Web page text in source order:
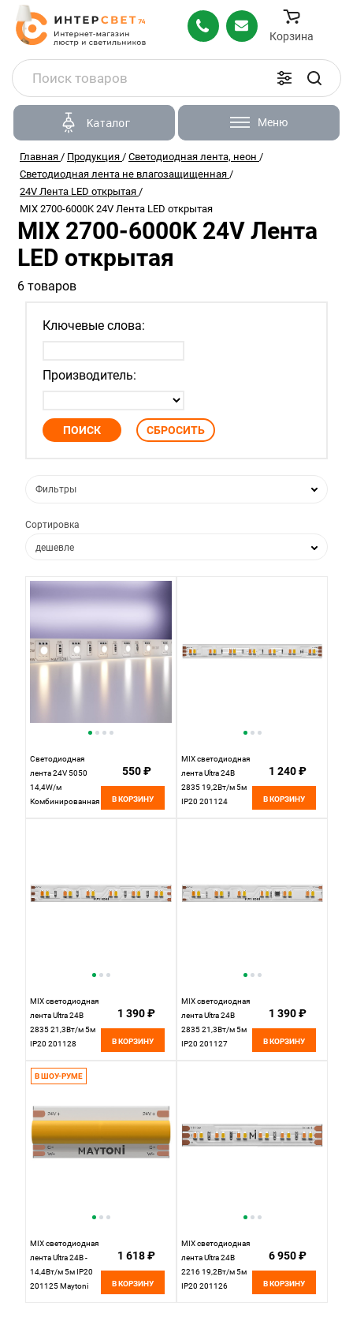
Корзина
Каталог Меню
Главная / Продукция / Светодиодная лента, неон /
Светодиодная лента не влагозащищенная /
24V Лента LED открытая /
MIX 2700-6000K 24V Лента LED открытая
MIX 2700-6000K 24V Лента
LED открытая
6 товаров
Ключевые слова:
Производитель:
Фильтры
Сортировка
дешевле
по популярности
по новизне
Светодиодная
лента 24V 5050
14,4W/м
Комбинированная
550 ₽
В КОРЗИНУ
MIX светодиодная
лента Ultra 24В
2835 19,2Вт/м 5м
IP20 201124
1 240 ₽
В КОРЗИНУ
MIX светодиодная
лента Ultra 24В
2835 21,3Вт/м 5м
IP20 201128
цена за метр,
отгружается по 5 м
1 390 ₽
В КОРЗИНУ
MIX светодиодная
лента Ultra 24В
2835 21,3Вт/м 5м
IP20 201127
1 390 ₽
В КОРЗИНУ
В ШОУ-РУМЕ
MIX светодиодная
лента Ultra 24В -
14,4Вт/м 5м IP20
201125 Maytoni
1 618 ₽
В КОРЗИНУ
MIX светодиодная
лента Ultra 24В
2216 19,2Вт/м 5м
IP20 201126
6 950 ₽
В КОРЗИНУ